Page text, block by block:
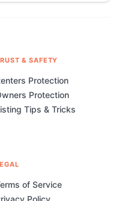
& SAFETY
Protection
Protection
Tips & Tricks
of Service
Policy